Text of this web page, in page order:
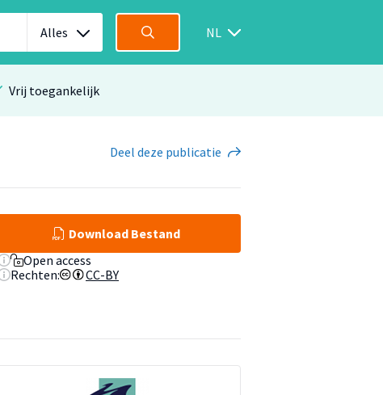
Alles NL
Vrij toegankelijk
Deel deze publicatie
Download Bestand
Open access
Rechten:
CC-BY